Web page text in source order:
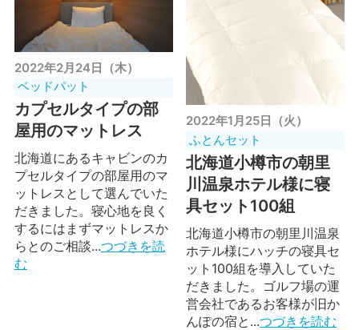
2022年2月24日（木）
ベッドパット
カプセルタイプの部
屋用のマットレス
北海道にあるキャビンのカ
プセルタイプの部屋用のマ
ットレスとして選んでいた
だきました。寝心地を良く
するにはまずマットレスか
らとのご相談...つづきを読
む
2022年1月25日（火）
ふとんセット
北海道小樽市の朝里
川温泉ホテル様に寝
具セット100組
北海道小樽市の朝里川温泉
ホテル様にハッチの寝具セ
ット100組を導入していた
だきました。ゴルフ場の運
営会社であるお客様が旧か
んぽの宿と...つづきを読む